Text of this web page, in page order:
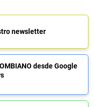
newsletter
desde Google